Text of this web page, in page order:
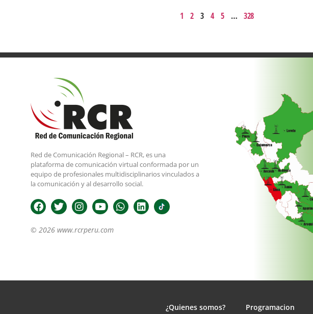
1 2 3 4 5 … 328
Red de Comunicación Regional – RCR, es una
plataforma de comunicación virtual conformada por un
equipo de profesionales multidisciplinarios vinculados a
la comunicación y al desarrollo social.
© 2026 www.rcrperu.com
¿Quienes somos? Programacion